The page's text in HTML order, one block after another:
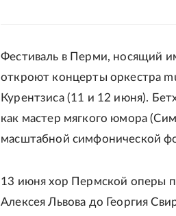
Фестиваль в Перми, носящий
откроют концерты оркестра
Курентзиса (11 и 12 июня).
как мастер мягкого юмора
масштабной симфонической
13 июня хор Пермской оперы
Алексея Львова до Георгия